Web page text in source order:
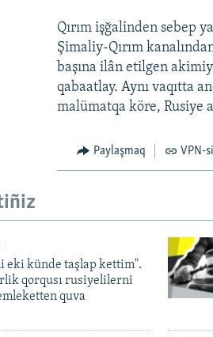
Qırım işğalinden sebep
Şimaliy-Qırım
başına ilân etilgen
qabaatlay. Aynı vaqıtta
malümatqa köre, Rusiye
Paylaşmaq VPN-
eki künde taşlap kettim".
qorqusı rusiyelilerni
quva